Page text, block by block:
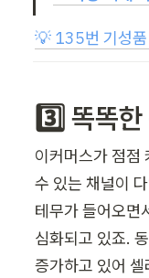
💡 135번 기성품
3️⃣ 똑똑
이커머스가 점점
수 있는 채널이
테무가 들어오면
심화되고 있죠.
증가하고 있어